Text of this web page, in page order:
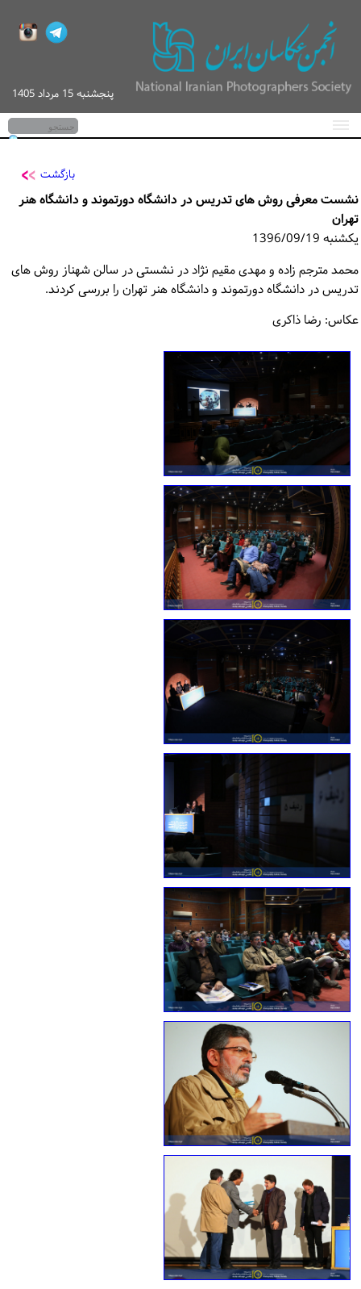
پنجشنبه 15 مرداد 1405
صفحه اصلی
گزارش تصویری
کارگاه‌های آموزشی
پیگیری / ورود
بازگشت
نشست معرفی روش های تدریس در دانشگاه دورتموند و دانشگاه هنر
تهران
یکشنبه 1396/09/19
محمد مترجم زاده و مهدی مقیم نژاد در نشستی در سالن شهناز روش های
تدریس در دانشگاه دورتموند و دانشگاه هنر تهران را بررسی کردند.
عکاس: رضا ذاکری